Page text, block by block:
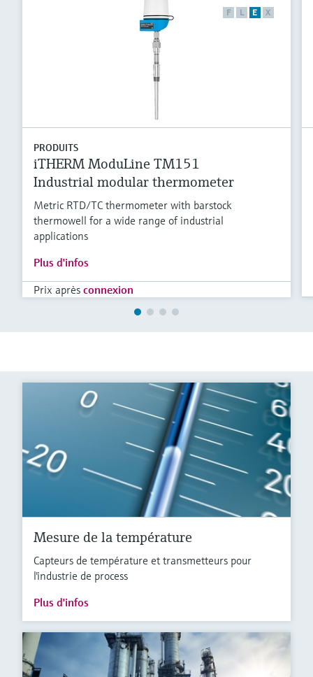
F L E X
PRODUITS
iTHERM ModuLine TM151
Industrial modular thermometer
Metric RTD/TC thermometer with barstock
thermowell for a wide range of industrial
applications
Plus d'infos
Prix après connexion
Mesure de la température
Capteurs de température et transmetteurs pour
l'industrie de process
Plus d'infos